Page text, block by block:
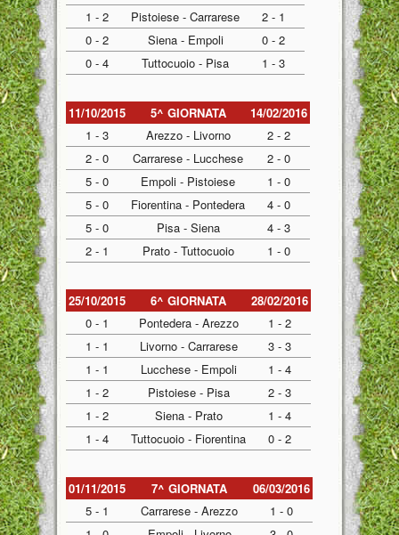
1 - 2
Pistoiese - Carrarese
2 - 1
0 - 2
Siena - Empoli
0 - 2
0 - 4
Tuttocuoio - Pisa 1 - 3
11/10/2015 5^ GIORNATA
14/02/2016
1 - 3
Arezzo - Livorno
2 - 2
2 - 0
Carrarese - Lucchese
2 - 0
5 - 0
Empoli - Pistoiese
1 - 0
5 - 0
Fiorentina - Pontedera
4 - 0
5 - 0
Pisa - Siena
4 - 3
2 - 1
Prato - Tuttocuoio 1 - 0
25/10/2015 6^ GIORNATA
28/02/2016
0 - 1
Pontedera - Arezzo
1 - 2
1 - 1
Livorno - Carrarese
3 - 3
1 - 1
Lucchese - Empoli
1 - 4
1 - 2
Pistoiese - Pisa
2 - 3
1 - 2
Siena - Prato
1 - 4
1 - 4
Tuttocuoio - Fiorentina 0 - 2
01/11/2015 7^ GIORNATA
06/03/2016
5 - 1
Carrarese - Arezzo
1 - 0